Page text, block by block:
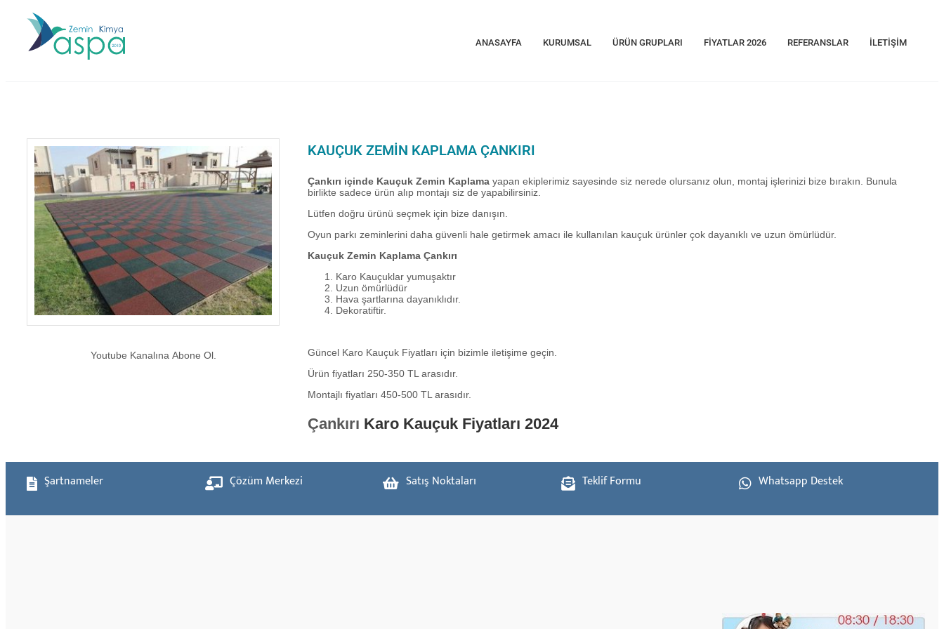
ANASAYFA KURUMSAL ÜRÜN GRUPLARI FIYATLAR 2026 REFERANSLAR İLETIŞIM
Youtube Kanalına Abone Ol.
KAUÇUK ZEMIN KAPLAMA ÇANKIRI
Çankırı içinde Kauçuk Zemin Kaplamayapan ekiplerimiz sayesinde siz nerede olursanız olun, montaj işlerinizi bize bırakın. Bunula
birlikte sadece ürün alıp montajı siz de yapabilirsiniz.
Lütfen doğru ürünü seçmek için bize danışın.
Oyun parkı zeminlerini daha güvenli hale getirmek amacı ile kullanılan kauçuk ürünler çok dayanıklı ve uzun ömürlüdür.
Kauçuk Zemin Kaplama Çankırı
Karo Kauçuklar yumuşaktır
Uzun ömürlüdür
Hava şartlarına dayanıklıdır.
Dekoratiftir.
Güncel Karo Kauçuk Fiyatları için bizimle iletişime geçin.
Ürün fiyatları 250-350 TL arasıdır.
Montajlı fiyatları 450-500 TL arasıdır.
Çankırı Karo Kauçuk Fiyatları 2024
Şartnameler Çözüm Merkezi Satış Noktaları Teklif Formu Whatsapp Destek